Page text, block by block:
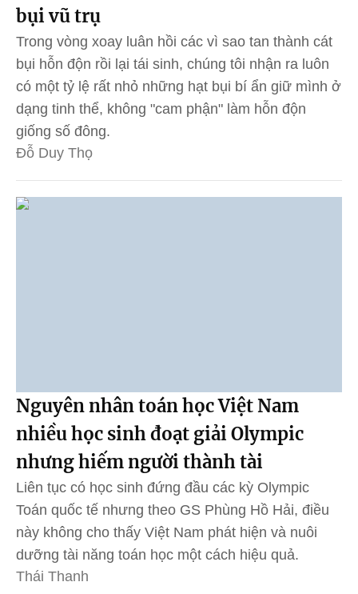
bụi vũ trụ
Trong vòng xoay luân hồi các vì sao tan thành cát
bụi hỗn độn rồi lại tái sinh, chúng tôi nhận ra luôn
có một tỷ lệ rất nhỏ những hạt bụi bí ẩn giữ mình ở
dạng tinh thể, không "cam phận" làm hỗn độn
giống số đông.
Đỗ Duy Thọ
Nguyên nhân toán học Việt Nam
nhiều học sinh đoạt giải Olympic
nhưng hiếm người thành tài
Liên tục có học sinh đứng đầu các kỳ Olympic
Toán quốc tế nhưng theo GS Phùng Hồ Hải, điều
này không cho thấy Việt Nam phát hiện và nuôi
dưỡng tài năng toán học một cách hiệu quả.
Thái Thanh